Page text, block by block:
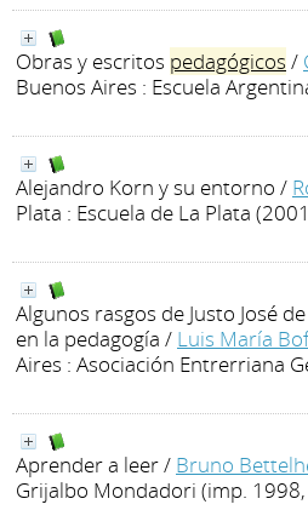
Obras y escritos pedagógicos /
Buenos Aires : Escuela
Alejandro Korn y su entorno /
Plata : Escuela de La Plata
Algunos rasgos de Justo José
en la pedagogía / Luis María
Aires : Asociación Entrerriana
Aprender a leer/ Bruno
Grijalbo Mondadori (imp.